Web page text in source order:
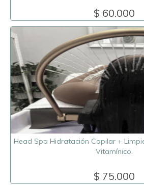
$ 60.000
Head Spa Hidratación Capilar +
Vitamínico.
$ 75.000